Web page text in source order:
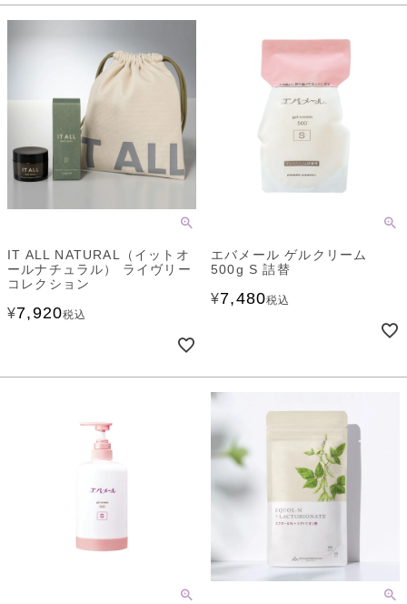
IT ALL NATURAL（イットオ
ールナチュラル） ライヴリー
コレクション
¥7,920税込
エバメール ゲルクリーム
500g S 詰替
¥7,480税込